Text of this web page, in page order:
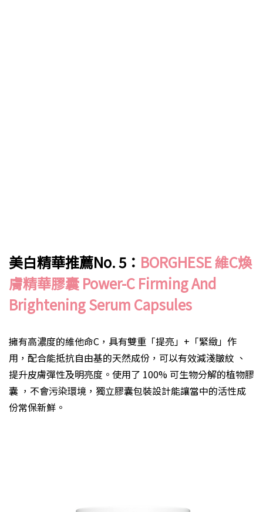
美白精華推薦No. 5： BORGHESE 維C煥
膚精華膠囊 Power-C Firming And
Brightening Serum Capsules
擁有高濃度的維他命C，具有雙重「提亮」+「緊緻」作
用，配合能抵抗自由基的天然成份，可以有效減淺皺紋 、
提升皮膚彈性及明亮度。使用了 100% 可生物分解的植物膠
囊 ，不會污染環境，獨立膠囊包裝設計能讓當中的活性成
份常保新鮮。